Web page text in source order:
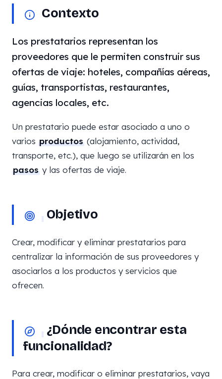
Contexto
Los prestatarios representan los
proveedores que le permiten construir sus
ofertas de viaje: hoteles, compañías aéreas,
guías, transportistas, restaurantes,
agencias locales, etc.
Un prestatario puede estar asociado a uno o
varios productos (alojamiento, actividad,
transporte, etc.), que luego se utilizarán en los
pasos y las ofertas de viaje.
Objetivo
Crear, modificar y eliminar prestatarios para
centralizar la información de sus proveedores y
asociarlos a los productos y servicios que
ofrecen.
¿Dónde encontrar esta
funcionalidad?
Para crear, modificar o eliminar prestatarios, vaya